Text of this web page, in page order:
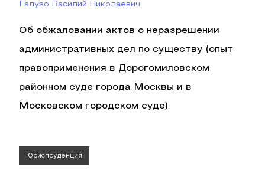
Галузо Василий Николаевич
Об обжаловании актов о неразрешении
административных дел по существу (опыт
правоприменения в Дорогомиловском
районном суде города Москвы и в
Московском городском суде)
Юриспруденция